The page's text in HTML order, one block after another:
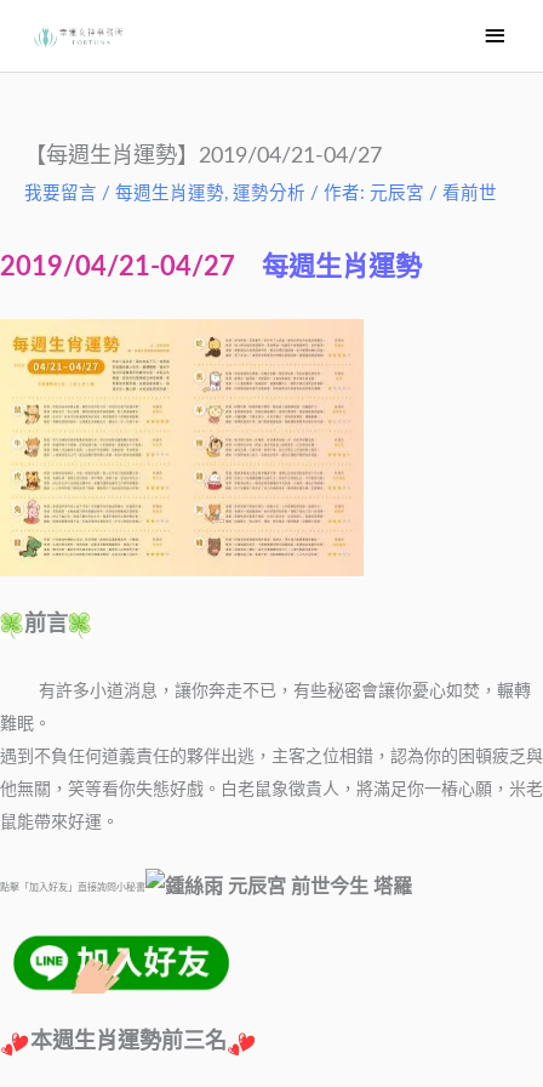
要
【每週生肖運勢】2019/04/21-04/27
我要留言 / 每週生肖運勢, 運勢分析 / 作者: 元辰宮 / 看前世
2019/04/21-04/27 每週生肖運勢
前言
有許多小道消息，讓你奔走不已，有些秘密會讓你憂心如焚，輾轉
難眠。
遇到不負任何道義責任的夥伴出逃，主客之位相錯，認為你的困頓疲乏與
他無關，笑等看你失態好戲。白老鼠象徵貴人，將滿足你一樁心願，米老
鼠能帶來好運。
點擊「加入好友」直接詢問小秘書
本週生肖運勢前三名